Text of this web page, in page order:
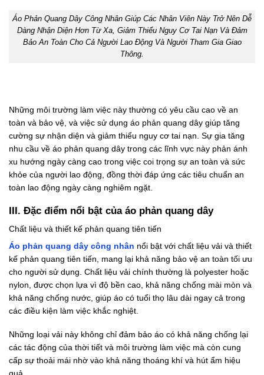
Áo Phản Quang Dây Công Nhân Giúp Các Nhân Viên Này Trở Nên Dễ
Dàng Nhận Diện Hơn Từ Xa, Giảm Thiểu Nguy Cơ Tai Nạn Và Đảm
Bảo An Toàn Cho Cả Người Lao Động Và Người Tham Gia Giao
Thông.
Những môi trường làm việc này thường có yêu cầu cao về an
toàn và bảo vệ, và việc sử dụng áo phản quang dây giúp tăng
cường sự nhận diện và giảm thiểu nguy cơ tai nạn. Sự gia tăng
nhu cầu về áo phản quang dây trong các lĩnh vực này phản ánh
xu hướng ngày càng cao trong việc coi trọng sự an toàn và sức
khỏe của người lao động, đồng thời đáp ứng các tiêu chuẩn an
toàn lao động ngày càng nghiêm ngặt.
III. Đặc điểm nổi bật của áo phản quang dây
Chất liệu và thiết kế phản quang tiên tiến
Áo phản quang dây công nhân nổi bật với chất liệu vải và thiết
kế phản quang tiên tiến, mang lại khả năng bảo vệ an toàn tối ưu
cho người sử dụng. Chất liệu vải chính thường là polyester hoặc
nylon, được chọn lựa vì độ bền cao, khả năng chống mài mòn và
khả năng chống nước, giúp áo có tuổi thọ lâu dài ngay cả trong
các điều kiện làm việc khắc nghiệt.
Những loại vải này không chỉ đảm bảo áo có khả năng chống lại
các tác động của thời tiết và môi trường làm việc mà còn cung
cấp sự thoải mái nhờ vào khả năng thoáng khí và hút ẩm hiệu